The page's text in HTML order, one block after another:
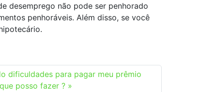
desemprego não pode ser penhorado
penhoráveis. Além disso, se você
dificuldades para pagar meu prêmio
posso fazer ?